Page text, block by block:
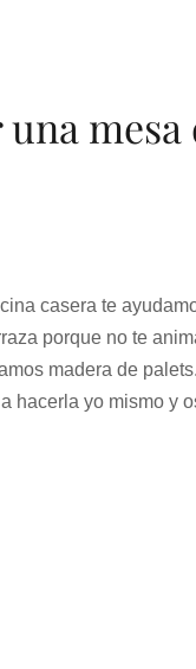
mesa
casera te
porque no te
madera de
hacerla yo mismo y